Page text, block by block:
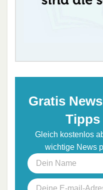
Gratis
Tipps
Gleich kostenlos
wichtige News